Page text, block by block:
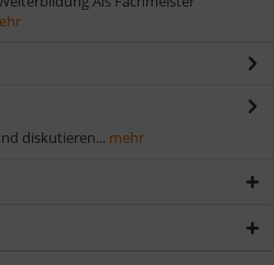
diskutieren... mehr